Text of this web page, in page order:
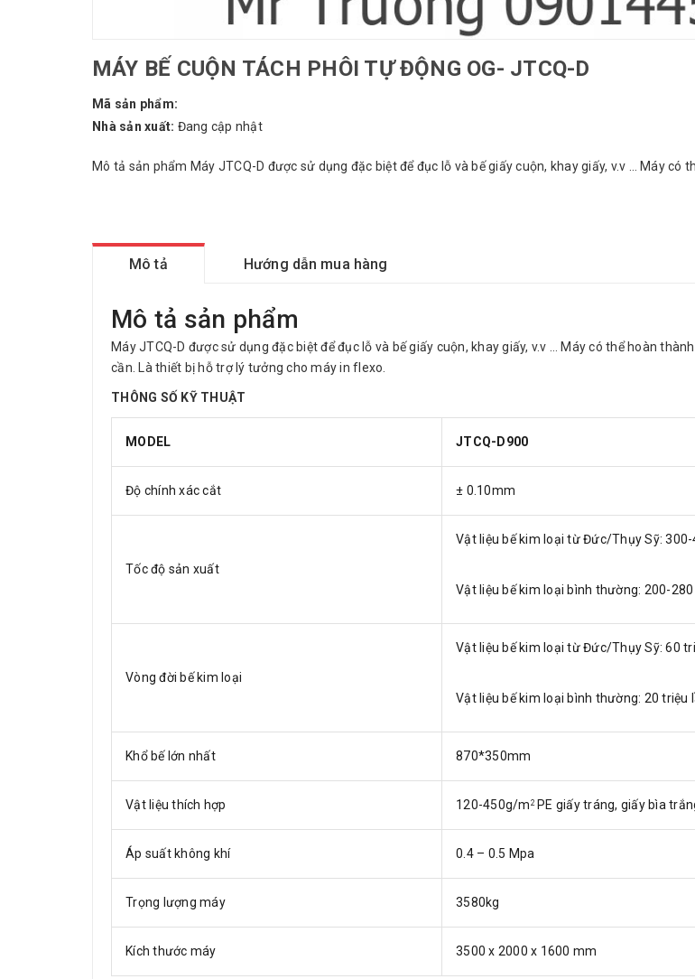
MÁY BẾ CUỘN TÁCH PHÔI TỰ ĐỘNG OG- JTCQ-D
Mã sản phẩm:
Nhà sản xuất: Đang cập nhật
Mô tả sản phẩm Máy JTCQ-D được sử dụng đặc biệt để đục lỗ và bế giấy cuộn, khay giấy, v.v … Máy có
Mô tả Hướng dẫn mua hàng
Mô tả sản phẩm
Máy JTCQ-D được sử dụng đặc biệt để đục lỗ và bế giấy cuộn, khay giấy, v.v … Máy có thể hoàn
cần. Là thiết bị hỗ trợ lý tưởng cho máy in flexo.
THÔNG SỐ KỸ THUẬT
MODEL JTCQ-D900
Độ chính xác cắt ± 0.10mm
Tốc độ sản xuất
Vật liệu bế kim loại từ Đức/Thụy Sỹ:
Vật liệu bế kim loại bình thường: 200-
Vòng đời bế kim loại
Vật liệu bế kim loại từ Đức/Thụy Sỹ: 60
Vật liệu bế kim loại bình thường: 20 triệu
Khổ bế lớn nhất 870*350mm
Vật liệu thích hợp 120-450g/m 2 PE giấy tráng, giấy bìa
Áp suất không khí 0.4 – 0.5 Mpa
Trọng lượng máy 3580kg
Kích thước máy 3500 x 2000 x 1600 mm